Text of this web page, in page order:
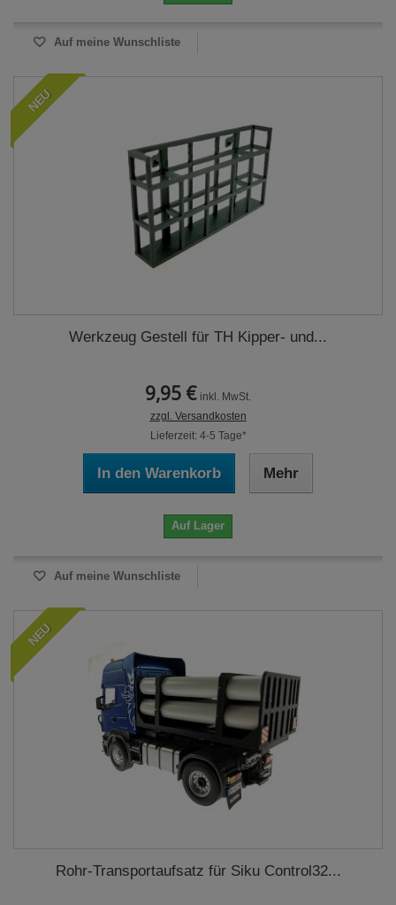
Auf meine Wunschliste
NEU
Werkzeug Gestell für TH Kipper- und...
9,95 € inkl. MwSt.
zzgl. Versandkosten
Lieferzeit: 4-5 Tage*
In den Warenkorb Mehr
Auf Lager
Auf meine Wunschliste
NEU
Rohr-Transportaufsatz für Siku Control32...